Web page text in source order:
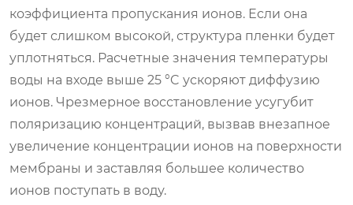
коэффициента пропускания ионов. Если она
будет слишком высокой, структура пленки будет
уплотняться. Расчетные значения температуры
воды на входе выше 25 °C ускоряют диффузию
ионов. Чрезмерное восстановление усугубит
поляризацию концентраций, вызвав внезапное
увеличение концентрации ионов на поверхности
мембраны и заставляя большее количество
ионов поступать в воду.